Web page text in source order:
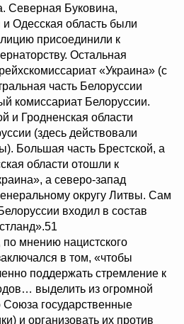
Северная Буковина,
Одесская область были
присоединили к
Остальная
«Украина» (с
часть Белоруссии
комиссариат Белоруссии.
и Гродненская области
(здесь действовали
Большая часть Брестской, а
области отошли к
а северо-запад
округу Литвы. Сам
входил в состав
мнению нацистского
в том, «чтобы
поддержать стремление к
выделить из огромной
Союза государственные
и организовать их против